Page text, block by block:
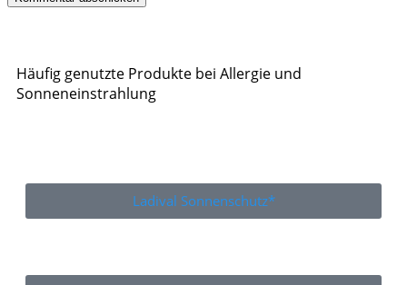
Häufig genutzte Produkte bei Allergie und
Sonneneinstrahlung
Ladival Sonnenschutz*